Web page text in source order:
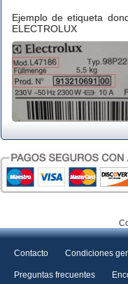
Ejemplo de etiqueta
ELECTROLUX
Contacto Condiciones
Preguntas frecuentes